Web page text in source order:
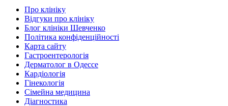
Про клініку
Відгуки про клініку
Блог клініки Шевченко
Політика конфіденційності
Карта сайту
Гастроентерологія
Дерматолог в Одессе
Кардіологія
Гінекологія
Сімейна медицина
Діагностика